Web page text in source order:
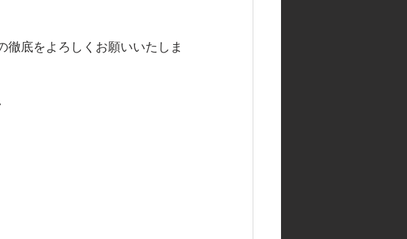
徹底をよろしくお願いいたしま